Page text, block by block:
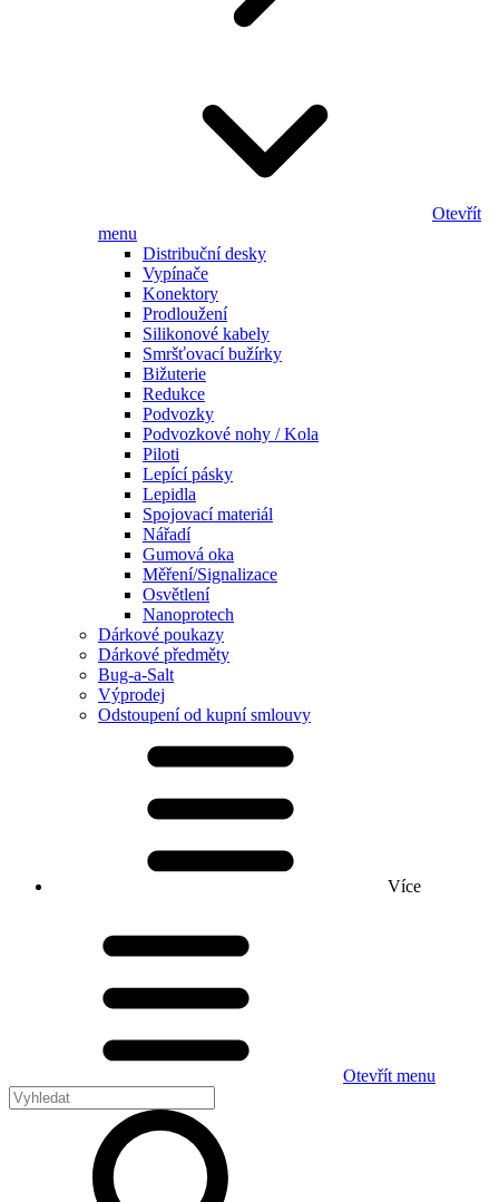
Otevřít
menu
Distribuční desky
Vypínače
Konektory
Prodloužení
Silikonové kabely
Smršťovací bužírky
Bižuterie
Redukce
Podvozky
Podvozkové nohy / Kola
Piloti
Lepící pásky
Lepidla
Spojovací materiál
Nářadí
Gumová oka
Měření/Signalizace
Osvětlení
Nanoprotech
Dárkové poukazy
Dárkové předměty
Bug-a-Salt
Výprodej
Odstoupení od kupní smlouvy
Více
Otevřít menu